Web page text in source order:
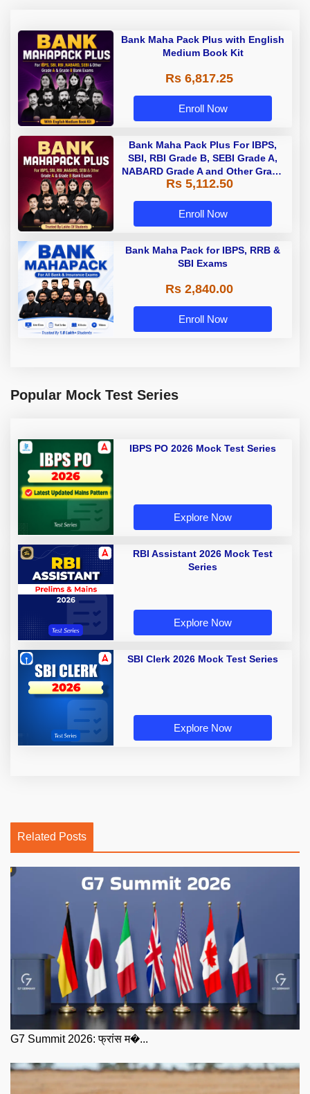
Bank Maha Pack Plus with English
Medium Book Kit
Rs 6,817.25
Enroll Now
Bank Maha Pack Plus For IBPS,
SBI, RBI Grade B, SEBI Grade A,
NABARD Grade A and Other Grade
A & Grade B Bank Exams
Rs 5,112.50
Enroll Now
Bank Maha Pack for IBPS, RRB &
SBI Exams
Rs 2,840.00
Enroll Now
Popular Mock Test Series
IBPS PO 2026 Mock Test Series
Explore Now
RBI Assistant 2026 Mock Test
Series
Explore Now
SBI Clerk 2026 Mock Test Series
Explore Now
Related Posts
G7 Summit 2026: फ्रांस म�...